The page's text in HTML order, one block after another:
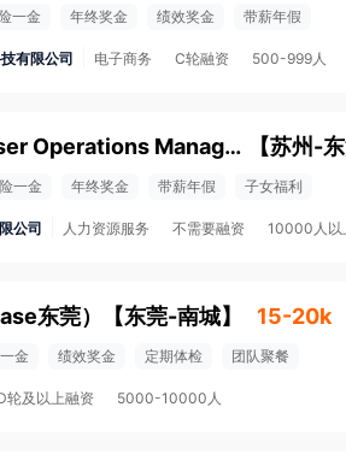
一金 年终奖金 绩效奖金 带薪年假
有限公司 电子商务 C轮融资 500-999人
用户运营经理 (User Operations Manager) - 高净值/跨国业务方向 【苏州-
一金 年终奖金 带薪年假 子女福利
公司 人力资源服务 不需要融资 10000人以
东莞） 【东莞-南城】 15-20k
金 绩效奖金 定期体检 团队聚餐
轮及以上融资 5000-10000人